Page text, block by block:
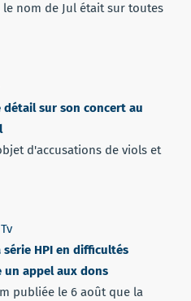
nom de Jul était sur toutes
détail sur son concert au
d'accusations de viols et
série HPI en difficultés
un appel aux dons
publiée le 6 août que la